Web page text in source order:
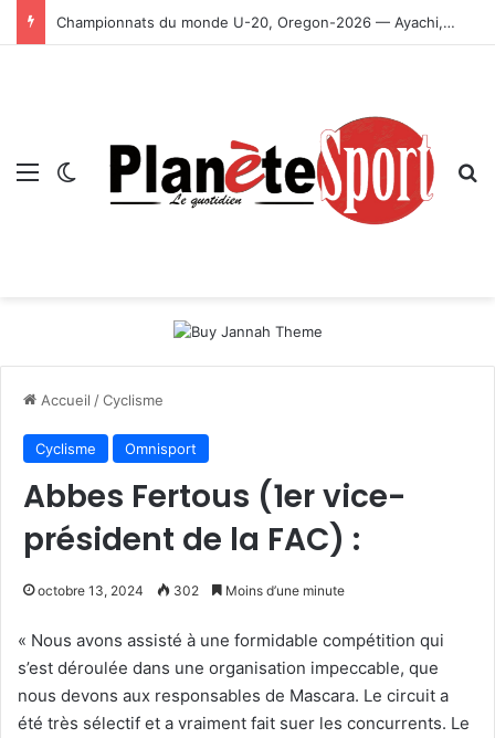
Championnats du monde U-20, Oregon-2026 — Ayachi, Dissa, Touahria et Ghezali en finale
Menu Switch skin
Accueil /Cyclisme
Cyclisme Omnisport
Abbes Fertous (1er vice-
président de la FAC) :
octobre 13, 2024 302 Moins d’une minute
« Nous avons assisté à une formidable compétition qui
s’est déroulée dans une organisation impeccable, que
nous devons aux responsables de Mascara. Le circuit a
été très sélectif et a vraiment fait suer les concurrents. Le